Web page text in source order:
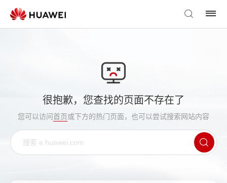
很抱歉，您查找的页面不存在了
您可以访问首页或下方的热门页面，也可以尝试搜索网站内容